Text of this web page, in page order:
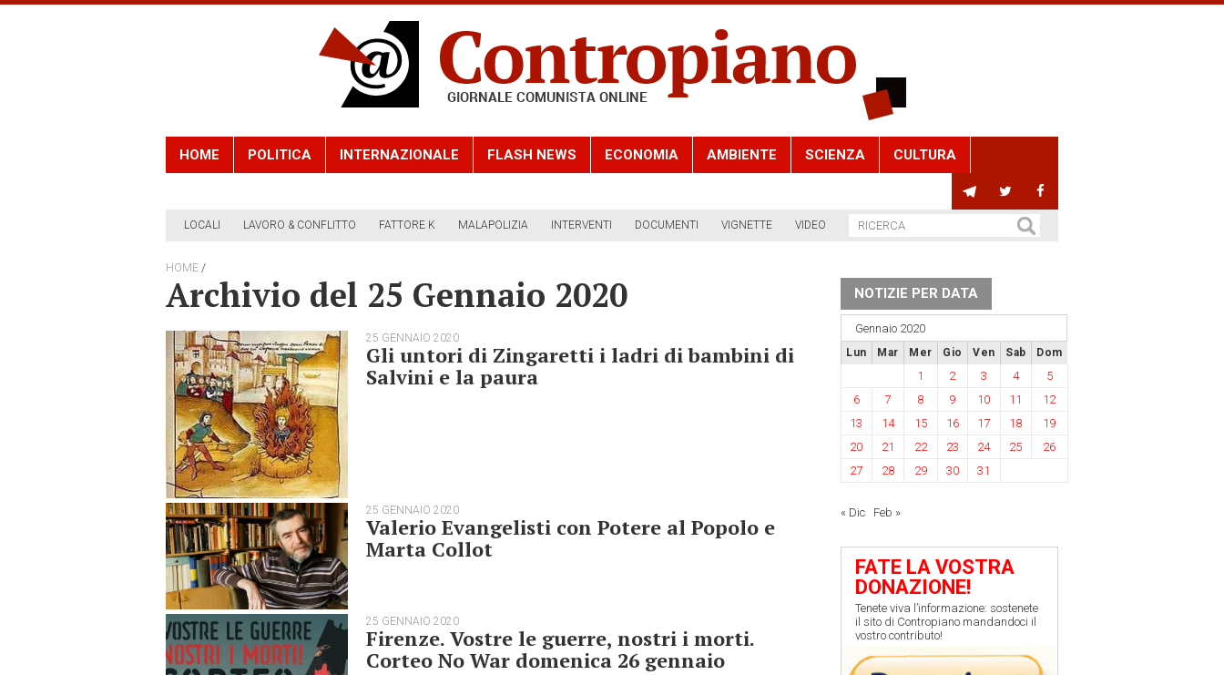
HOME POLITICA INTERNAZIONALE FLASH NEWS ECONOMIA AMBIENTE SCIENZA CULTURA
LOCALI LAVORO & CONFLITTO FATTORE K MALAPOLIZIA INTERVENTI DOCUMENTI VIGNETTE VIDEO
HOME /
Archivio del 25 Gennaio 2020
25 GENNAIO 2020
Gli untori di Zingaretti i ladri di bambini di
Salvini e la paura
25 GENNAIO 2020
Valerio Evangelisti con Potere al Popolo e
Marta Collot
25 GENNAIO 2020
Firenze. Vostre le guerre, nostri i morti.
Corteo No War domenica 26 gennaio
NOTIZIE PER DATA
Gennaio 2020
Lun Mar Mer Gio Ven Sab Dom
1 2 3 4
5
6
7 8 9 10 11
12
13
14 15 16 17 18
19
20
21 22 23 24 25
26
27
28 29 30 31
« Dic Feb »
FATE LA VOSTRA
DONAZIONE!
Tenete viva l’informazione: sostenete
il sito di Contropiano mandandoci il
vostro contributo!